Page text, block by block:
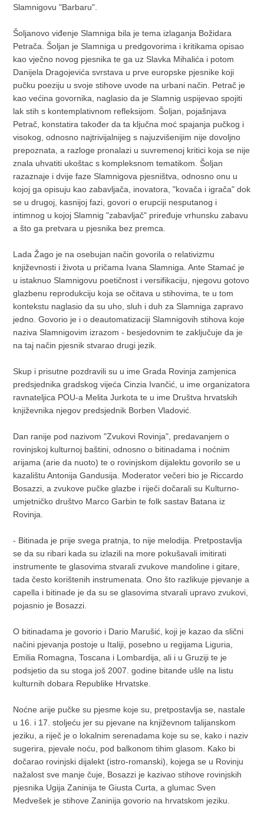
Slamnigovu "Barbaru".
Šoljanovo viđenje Slamniga bila je tema izlaganja Božidara
Petrača. Šoljan je Slamniga u predgovorima i kritikama opisao
kao vječno novog pjesnika te ga uz Slavka Mihalića i potom
Danijela Dragojevića svrstava u prve europske pjesnike koji
pučku poeziju u svoje stihove uvode na urbani način. Petrač je
kao većina govornika, naglasio da je Slamnig uspijevao spojiti
lak stih s kontemplativnom refleksijom. Šoljan, pojašnjava
Petrač, konstatira također da ta ključna moć spajanja pučkog i
visokog, odnosno najtrivijalnijeg s najuzvišenijim nije dovoljno
prepoznata, a razloge pronalazi u suvremenoj kritici koja se nije
znala uhvatiti ukoštac s kompleksnom tematikom. Šoljan
razaznaje i dvije faze Slamnigova pjesništva, odnosno onu u
kojoj ga opisuju kao zabavljača, inovatora, "kovača i igrača" dok
se u drugoj, kasnijoj fazi, govori o erupciji nesputanog i
intimnog u kojoj Slamnig "zabavljač" priređuje vrhunsku zabavu
a što ga pretvara u pjesnika bez premca.
Lada Žago je na osebujan način govorila o relativizmu
književnosti i života u pričama Ivana Slamniga. Ante Stamać je
u istaknuo Slamnigovu poetičnost i versifikaciju, njegovu gotovo
glazbenu reprodukciju koja se očitava u stihovima, te u tom
kontekstu naglasio da su uho, sluh i duh za Slamniga zapravo
jedno. Govorio je i o deautomatizaciji Slamnigovih stihova koje
naziva Slamnigovim izrazom - besjedovnim te zaključuje da je
na taj način pjesnik stvarao drugi jezik.
Skup i prisutne pozdravili su u ime Grada Rovinja zamjenica
predsjednika gradskog vijeća Cinzia Ivančić, u ime organizatora
ravnateljica POU-a Melita Jurkota te u ime Društva hrvatskih
književnika njegov predsjednik Borben Vladović.
Dan ranije pod nazivom "Zvukovi Rovinja", predavanjem o
rovinjskoj kulturnoj baštini, odnosno o bitinadama i noćnim
arijama (arie da nuoto) te o rovinjskom dijalektu govorilo se u
kazalištu Antonija Gandusija. Moderator večeri bio je Riccardo
Bosazzi, a zvukove pučke glazbe i riječi dočarali su Kulturno-
umjetničko društvo Marco Garbin te folk sastav Batana iz
Rovinja.
- Bitinada je prije svega pratnja, to nije melodija. Pretpostavlja
se da su ribari kada su izlazili na more pokušavali imitirati
instrumente te glasovima stvarali zvukove mandoline i gitare,
tada često korištenih instrumenata. Ono što razlikuje pjevanje a
capella i bitinade je da su se glasovima stvarali upravo zvukovi,
pojasnio je Bosazzi.
O bitinadama je govorio i Dario Marušić, koji je kazao da slični
načini pjevanja postoje u Italiji, posebno u regijama Liguria,
Emilia Romagna, Toscana i Lombardija, ali i u Gruziji te je
podsjetio da su stoga još 2007. godine bitande ušle na listu
kulturnih dobara Republike Hrvatske.
Noćne arije pučke su pjesme koje su, pretpostavlja se, nastale
u 16. i 17. stoljeću jer su pjevane na književnom talijanskom
jeziku, a riječ je o lokalnim serenadama koje su se, kako i naziv
sugerira, pjevale noću, pod balkonom tihim glasom. Kako bi
dočarao rovinjski dijalekt (istro-romanski), kojega se u Rovinju
nažalost sve manje čuje, Bosazzi je kazivao stihove rovinjskih
pjesnika Ugija Zaninija te Giusta Curta, a glumac Sven
Medvešek je stihove Zaninija govorio na hrvatskom jeziku.